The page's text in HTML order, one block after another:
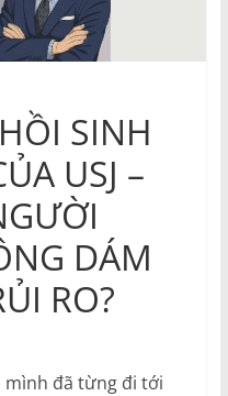
SINH
USJ –
DÁM
RO?
mình đã từng đi tới